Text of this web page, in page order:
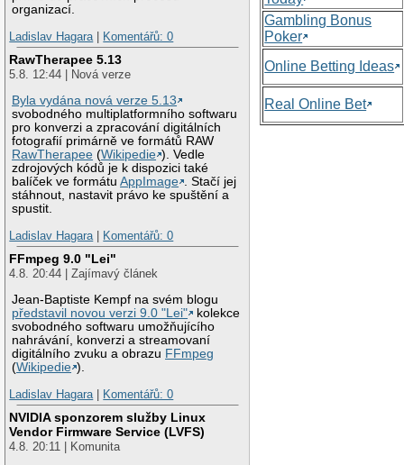
organizací.
Ladislav Hagara
Komentářů: 0
RawTherapee 5.13
5.8. 12:44 | Nová verze
Byla vydána nová verze 5.13
svobodného multiplatformního softwaru
pro konverzi a zpracování digitálních
fotografií primárně ve formátů RAW
RawTherapee (Wikipedie ). Vedle
zdrojových kódů je k dispozici také
balíček ve formátuAppImage . Stačí jej
stáhnout, nastavit právo ke spuštění a
spustit.
Ladislav Hagara
Komentářů: 0
FFmpeg 9.0 "Lei"
4.8. 20:44 | Zajímavý článek
Jean-Baptiste Kempf na svém blogu
představil novou verzi 9.0 "Lei"
kolekce
svobodného softwaru umožňujícího
nahrávání, konverzi a streamovaní
digitálního zvuku a obrazu FFmpeg
(Wikipedie ).
Ladislav Hagara
Komentářů: 0
NVIDIA sponzorem služby Linux
Vendor Firmware Service (LVFS)
4.8. 20:11 | Komunita
Gambling Bonus
Poker
Online Betting Ideas
Real Online Bet